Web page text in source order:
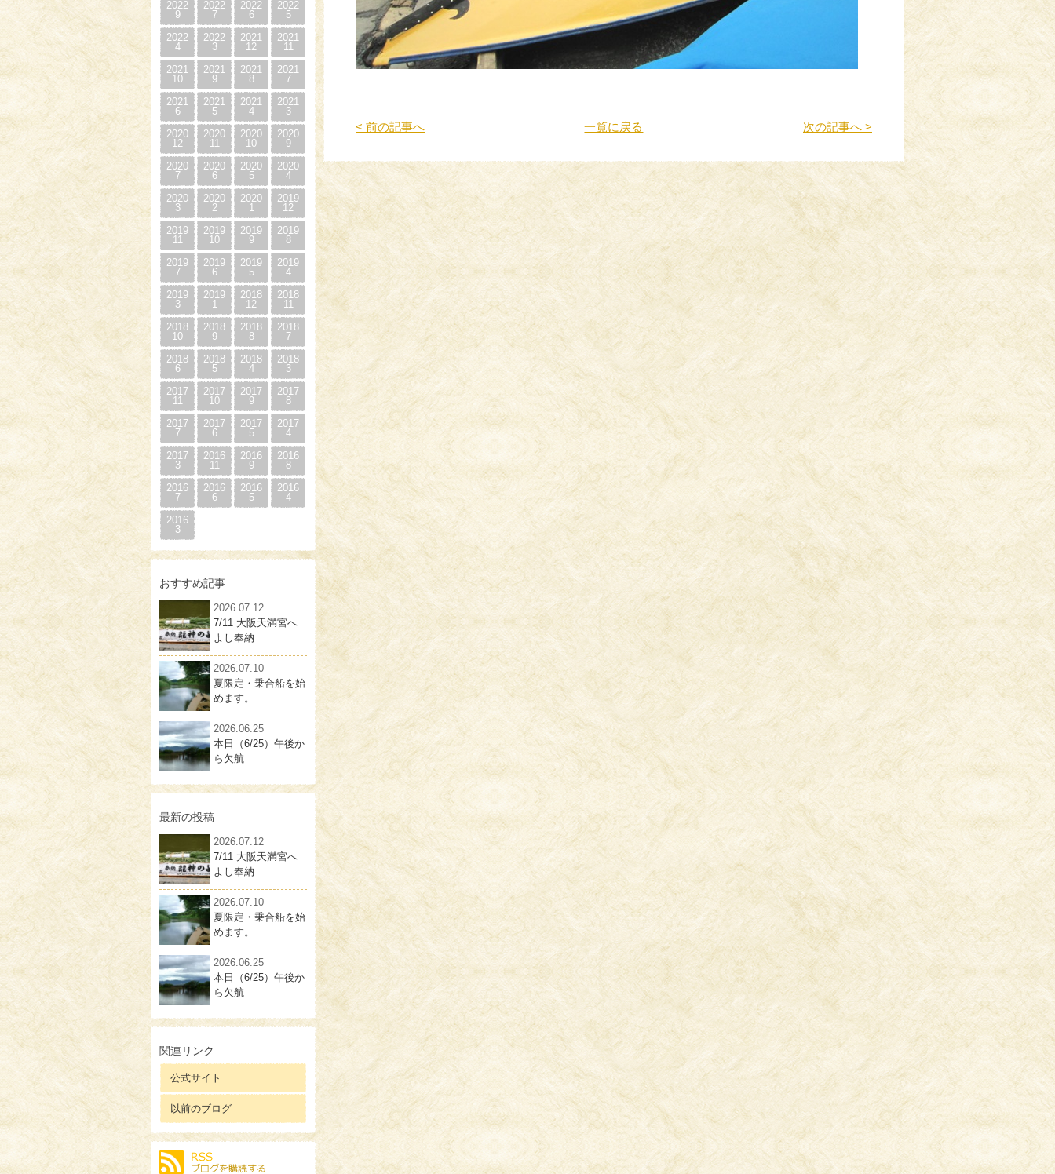
2022
9
2022
7
2022
6
2022
5
2022
4
2022
3
2021
12
2021
11
2021
10
2021
9
2021
8
2021
7
2021
6
2021
5
2021
4
2021
3
2020
12
2020
11
2020
10
2020
9
2020
7
2020
6
2020
5
2020
4
2020
3
2020
2
2020
1
2019
12
2019
11
2019
10
2019
9
2019
8
2019
7
2019
6
2019
5
2019
4
2019
3
2019
1
2018
12
2018
11
2018
10
2018
9
2018
8
2018
7
2018
6
2018
5
2018
4
2018
3
2017
11
2017
10
2017
9
2017
8
2017
7
2017
6
2017
5
2017
4
2017
3
2016
11
2016
9
2016
8
2016
7
2016
6
2016
5
2016
4
2016
3
おすすめ記事
2026.07.12
7/11 大阪天満宮へ
よし奉納
2026.07.10
夏限定・乗合船を始
めます。
2026.06.25
本日（6/25）午後か
ら欠航
最新の投稿
2026.07.12
7/11 大阪天満宮へ
よし奉納
2026.07.10
夏限定・乗合船を始
めます。
2026.06.25
本日（6/25）午後か
ら欠航
関連リンク
公式サイト
以前のブログ
< 前の記事へ 一覧に戻る 次の記事へ >